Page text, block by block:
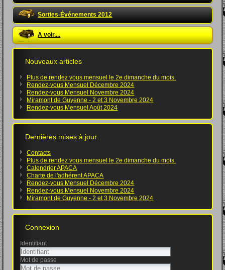
Sorties-Événements 2012
A voir....
Nouveaux articles
Plus de rendez vous mensuel le 2e dimanche du mois.
Rendez-vous Mensuel Décembre 2024
Rendez-vous Mensuel Novembre 2024
Miramont de Guyenne - 2 et 3 Novembre 2024
Rendez-vous Mensuel Août 2024
Dernières mises à jour.
Contacts
Plus de rendez vous mensuel le 2e dimanche du mois.
Calendrier APACA
Charte de l'adhérent APACA
Rendez-vous Mensuel Décembre 2024
Rendez-vous Mensuel Novembre 2024
Miramont de Guyenne - 2 et 3 Novembre 2024
Connexion
Identifiant
Mot de passe